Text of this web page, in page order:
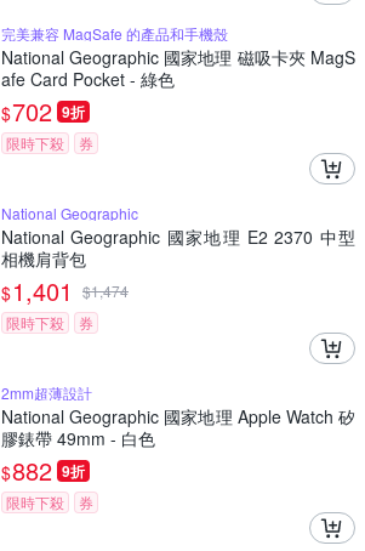
完美兼容 MagSafe 的產品和手機殼
National Geographic 國家地理 磁吸卡夾 MagS
afe Card Pocket - 綠色
$702 9折
限時下殺 券
National Geographic
National Geographic 國家地理 E2 2370 中型
相機肩背包
$1,401 $1,474
限時下殺
券
2mm超薄設計
National Geographic 國家地理 Apple Watch 矽
膠錶帶 49mm - 白色
$882 9折
限時下殺 券